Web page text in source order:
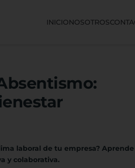
INICIONOSOTROS
laboral de tu empresa? Aprende
y colaborativa.